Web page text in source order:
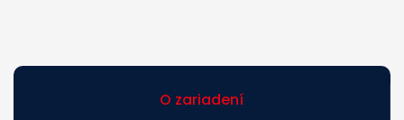
O zariadení